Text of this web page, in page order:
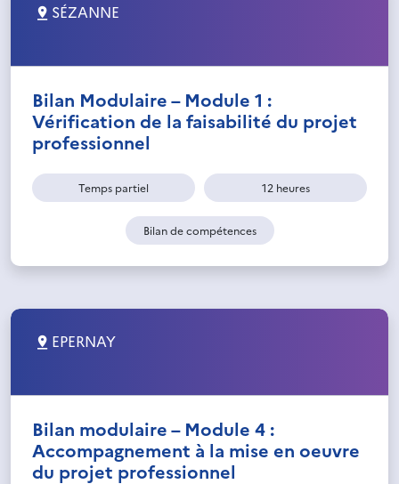
SÉZANNE
Bilan Modulaire – Module 1 :
Vérification de la faisabilité du projet
professionnel
Temps partiel 12 heures
Bilan de compétences
EPERNAY
Bilan modulaire – Module 4 :
Accompagnement à la mise en oeuvre
du projet professionnel